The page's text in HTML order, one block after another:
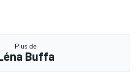
Plus de
Buffa